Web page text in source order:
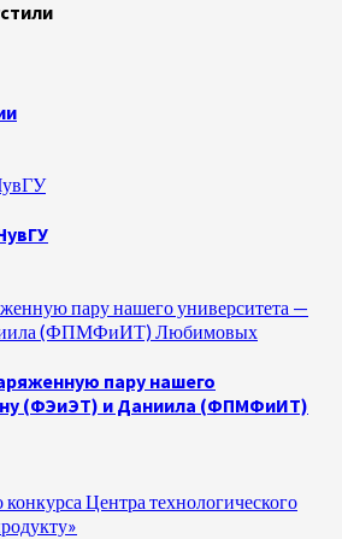
пару нашего университета —
(ФПМФиИТ) Любимовых
пару нашего
(ФЭиЭТ) и Даниила (ФПМФиИТ)
Центра технологического